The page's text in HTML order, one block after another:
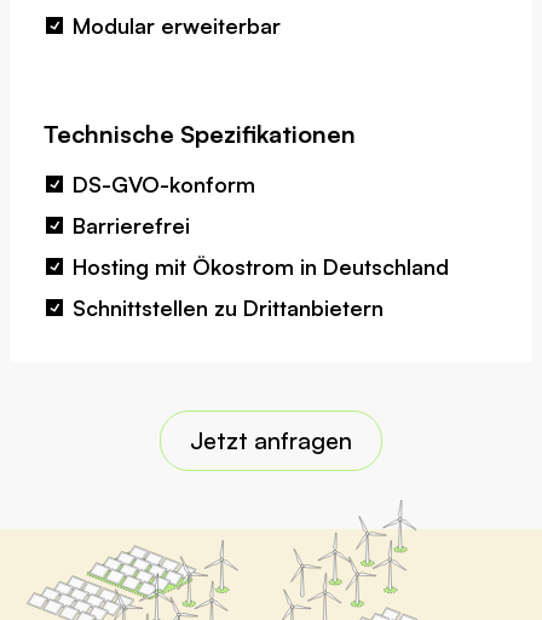
Modular erweiterbar
Technische Spezifikationen
DS-GVO-konform
Barrierefrei
Hosting mit Ökostrom in Deutschland
Schnittstellen zu Drittanbietern
Jetzt anfragen